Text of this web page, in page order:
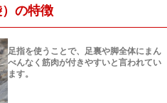
の特徴
足指を使うことで、足裏や脚全体にまん
べんなく筋肉が付きやすいと言われてい
ます。